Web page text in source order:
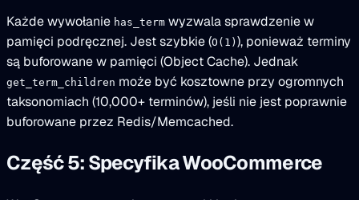
Każde wywołanie has_term wyzwala sprawdzenie w
pamięci podręcznej. Jest szybkie (O(1) ), ponieważ terminy
są buforowane w pamięci (Object Cache). Jednak
get_term_children może być kosztowne przy ogromnych
taksonomiach (10,000+ terminów), jeśli nie jest poprawnie
buforowane przez Redis/Memcached.
Część 5: Specyfika WooCommerce